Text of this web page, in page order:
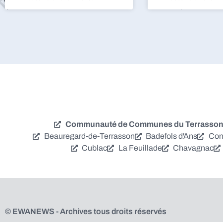
Communauté de Communes du
Beauregard-de-Terrasson
Badefols d'Ans
Cublac
La Feuillade Chavagnac
© EWANEWS - Archives tous droits réservés